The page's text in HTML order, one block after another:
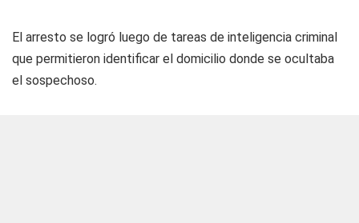
El arresto se logró luego de tareas de inteligencia criminal
que permitieron identificar el domicilio donde se ocultaba
el sospechoso.